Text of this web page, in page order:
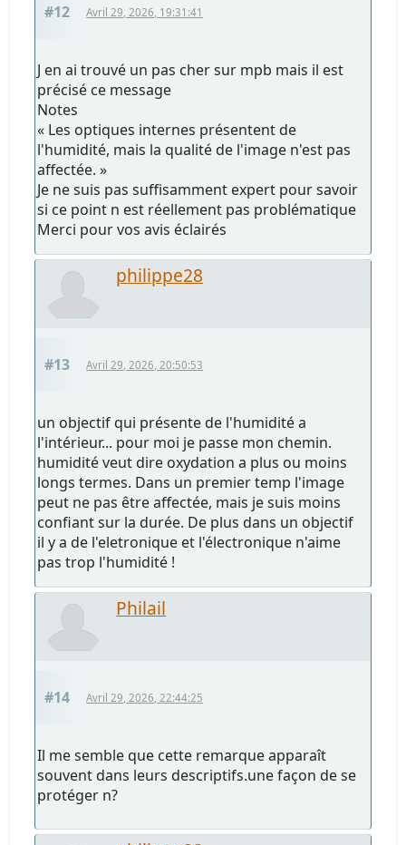
#12 Avril 29, 2026, 19:31:41
J en ai trouvé un pas cher sur mpb mais il est
précisé ce message
Notes
« Les optiques internes présentent de
l'humidité, mais la qualité de l'image n'est pas
affectée. »
Je ne suis pas suffisamment expert pour savoir
si ce point n est réellement pas problématique
Merci pour vos avis éclairés
philippe28
#13 Avril 29, 2026, 20:50:53
un objectif qui présente de l'humidité a
l'intérieur... pour moi je passe mon chemin.
humidité veut dire oxydation a plus ou moins
longs termes. Dans un premier temp l'image
peut ne pas être affectée, mais je suis moins
confiant sur la durée. De plus dans un objectif
il y a de l'eletronique et l'électronique n'aime
pas trop l'humidité !
Philail
#14 Avril 29, 2026, 22:44:25
Il me semble que cette remarque apparaît
souvent dans leurs descriptifs.une façon de se
protéger n?